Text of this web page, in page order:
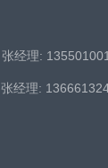
张经理:
张经理: